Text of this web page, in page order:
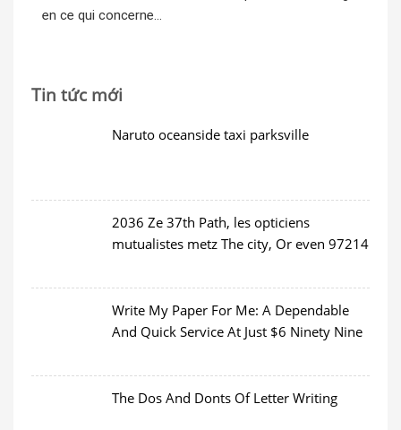
en ce qui concerne…
Tin tức mới
Naruto oceanside taxi parksville
2036 Ze 37th Path, les opticiens
mutualistes metz The city, Or even 97214
Write My Paper For Me: A Dependable
And Quick Service At Just $6 Ninety Nine
The Dos And Donts Of Letter Writing